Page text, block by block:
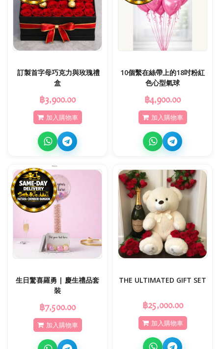
️ 訂製首字母巧克力與玫瑰禮
盒
฿3,900.00
加入購物車
10個繫在絲帶上的18吋粉紅
色心型氣球
฿4,900.00
加入購物車
生日驚喜羅勇 | 慶生禮品套
裝
฿7,500.00
加入購物車
THE ULTIMATED GIFT SET
฿25,000.00
加入購物車